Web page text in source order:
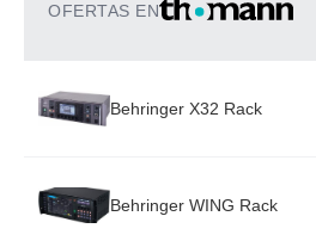
OFERTAS EN
Behringer X32 Rack
Behringer WING Rack